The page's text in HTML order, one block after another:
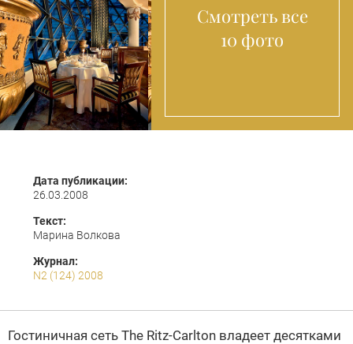
Смотреть все
10 фото
Дата публикации:
26.03.2008
Текст:
Марина Волкова
Журнал:
N2 (124) 2008
Гостиничная сеть The Ritz-Carlton владеет десятками